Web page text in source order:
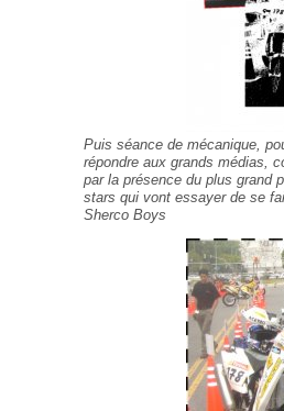
Puis séance de mécanique,
répondre aux grands médias,
par la présence du plus grand
stars qui vont essayer de se
Sherco Boys